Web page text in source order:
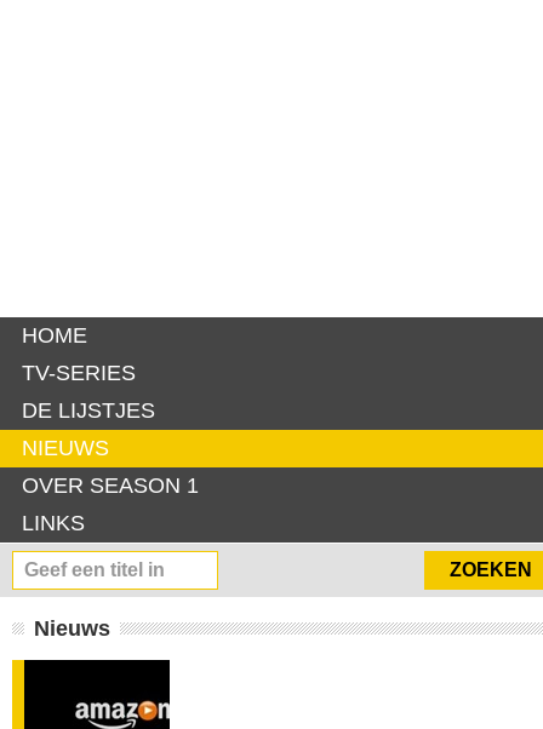
HOME
TV-SERIES
DE LIJSTJES
NIEUWS
OVER SEASON 1
LINKS
Nieuws